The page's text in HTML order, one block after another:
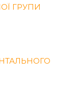
ГРУПИ